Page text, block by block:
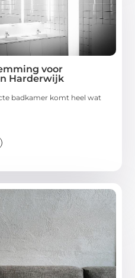
voor
Harderwijk
badkamer komt heel wat